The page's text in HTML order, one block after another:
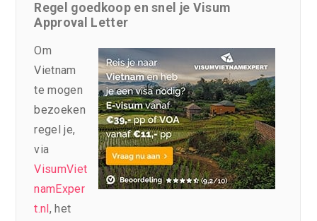
Regel goedkoop en snel je Visum
Approval Letter
Om
Vietnam
te mogen
bezoeken
regel je,
via
VisumViet
namExper
t.nl , het